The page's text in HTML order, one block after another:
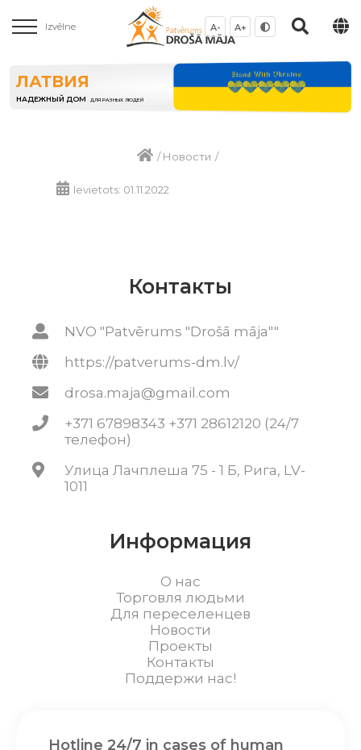
Izvēlne A- A+
ЛАТВИЯ
НАДЕЖНЫЙ ДОМ ДЛЯ РАЗНЫХ ЛЮДЕЙ
/Новости /
Ievietots: 01.11.2022
Контакты
NVO "Patvērums "Drošā māja""
https://patverums-dm.lv/
drosa.maja@gmail.com
+371 67898343 +371 28612120 (24/7
телефон)
Улица Лачплеша 75 - 1 Б, Рига, LV-
1011
Информация
О нас
Торговля людьми
Для переселенцев
Новости
Проекты
Контакты
Поддержи нас!
Hotline 24/7 in cases of human